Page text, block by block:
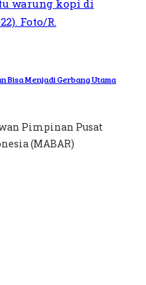
Bisa Menjadi Gerbang Utama
Pimpinan Pusat
(MABAR)